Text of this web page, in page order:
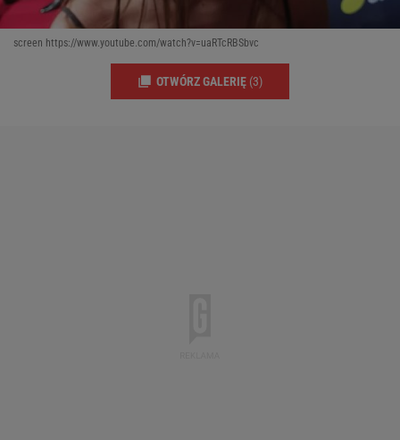
screen https://www.youtube.com/watch?v=uaRTcRBSbvc
OTWÓRZ GALERIĘ (3)